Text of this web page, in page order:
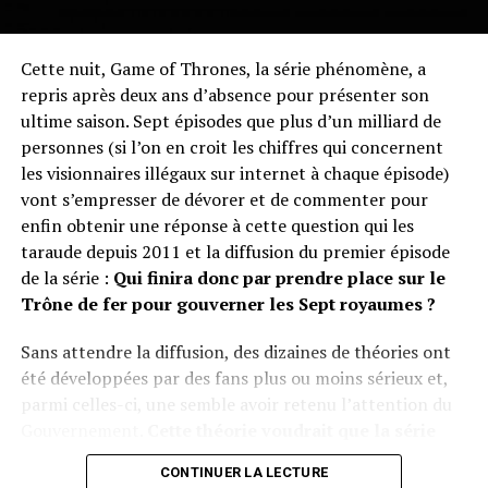
«Les niveaux de dioxyde de carbone dans l’atmosphère
ont augmenté de façon si spectaculaire. Inclure une
mesure de cette augmentation dans notre bulletin
météorologique quotidien montre ce que l’activité
humaine fait à notre climat. Il faut rappeler aux gens que
la crise climatique n’est plus un problème d’avenir. Nous
devons nous y attaquer maintenant, et chaque jour
compte.»
En présentant chaque jour à ses millions de lecteurs
donnée scientifique incontestablement liée au
changement climatique
, The Gardian entend ne pas
perdre de vue l’ambitieux objectif mondial de
réduction de moitié des émissions de CO2 d’ici 2030,
pour limiter le réchauffement climatique à 1,5
bien reconnaître que cela semble bien mal parti.
Cette nuit, Game of Thrones, la série phénomène, a
repris après deux ans d’absence pour présenter son
ultime saison. Sept épisodes que plus d’un milliard de
personnes (si l’on en croit les chiffres qui concernent
les visionnaires illégaux sur internet à chaque épisode)
vont s’empresser de dévorer et de commenter pour
enfin obtenir une réponse à cette question qui les
taraude depuis 2011 et la diffusion du premier épisode
de la série : Qui finira donc par prendre place sur le
Trône de fer pour gouverner les Sept royaumes ?
Sans attendre la diffusion, des dizaines de théories ont
été développées par des fans plus ou moins sérieux et,
parmi celles-ci, une semble avoir retenu l’attention du
soit en fait une métaphore de notre réalité et de
notre attitude vis à vis des dangers
CONTINUER LA LECTURE